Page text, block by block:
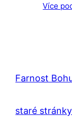
Více
Farnost
staré